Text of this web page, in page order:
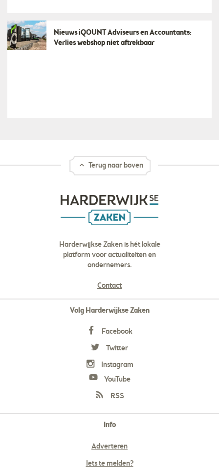
Nieuws iQOUNT Adviseurs en Accountants:
Verlies webshop niet aftrekbaar
Terug naar boven
Harderwijkse Zaken is hét lokale
platform voor actualiteiten en
ondernemers.
Contact
Volg Harderwijkse Zaken
Facebook
Twitter
Instagram
YouTube
RSS
Info
Adverteren
Iets te melden?